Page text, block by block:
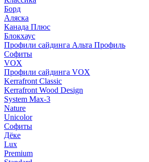
Борд
Аляска
Канада Плюс
Блокхаус
Профили сайдинга Альта Профиль
Софиты
VOX
Профили сайдинга VOX
Kerrafront Classic
Kerrafront Wood Design
System Max-3
Nature
Unicolor
Софиты
Дёке
Lux
Premium